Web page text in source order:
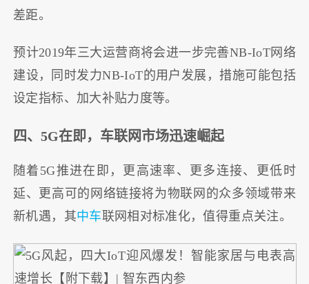
差距。
预计2019年三大运营商将会进一步完善NB-IoT网络
建设，同时发力NB-IoT的用户发展，措施可能包括
设定指标、加大补贴力度等。
四、5G在即，车联网市场迅速崛起
随着5G推进在即，更高速率、更多连接、更低时
延、更高可的网络链接将为物联网的众多领域带来
新机遇，其中车联网相对标准化，值得重点关注。